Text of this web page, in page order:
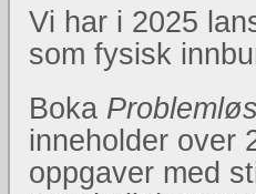
Vi har i 2025
som fysisk
Boka
inneholder over
oppgaver med